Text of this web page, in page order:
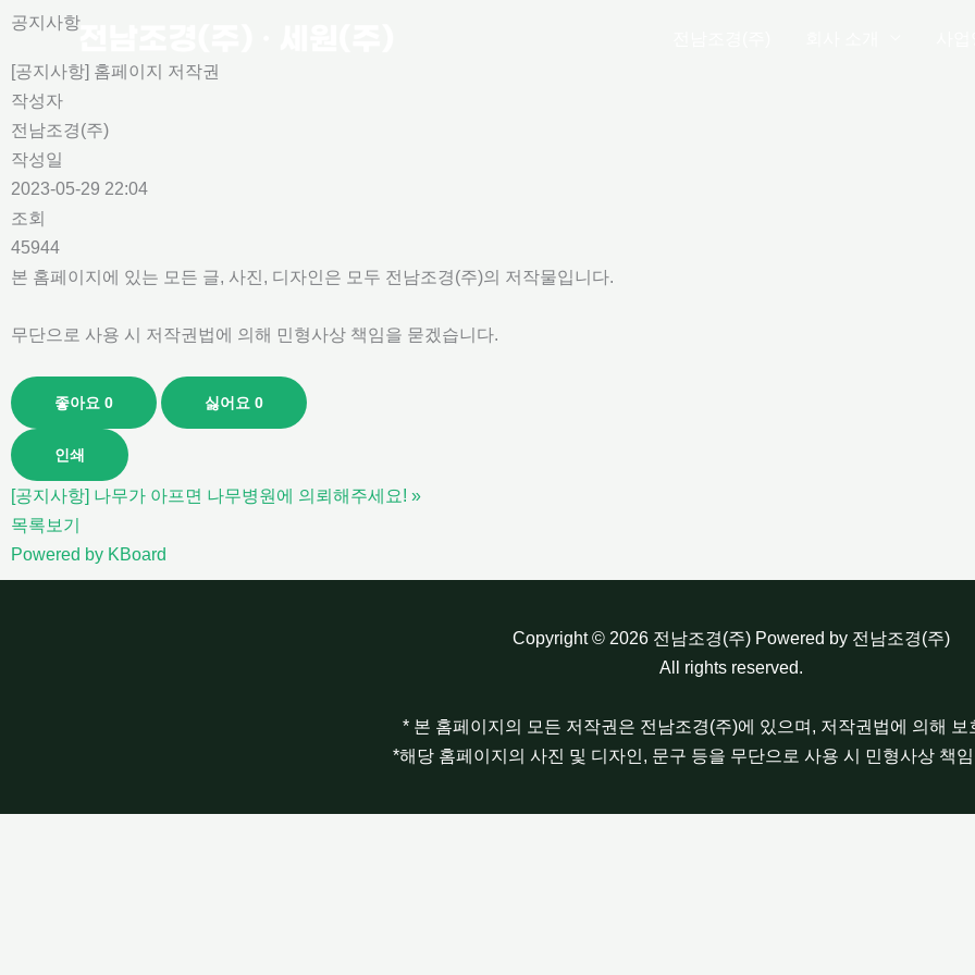
콘
로
건
너
뛰
기
공지사항
[공지사항] 홈페이지 저작권
작성자
전남조경(주)
작성일
2023-05-29 22:04
조회
45944
본 홈페이지에 있는 모든 글, 사진, 디자인은 모두 전남조경(주)의 저작물입니다.
무단으로 사용 시 저작권법에 의해 민형사상 책임을 묻겠습니다.
좋아요 0 싫어요 0
인쇄
[공지사항] 나무가 아프면 나무병원에 의뢰해주세요! »
목록보기
Powered by KBoard
Copyright © 2026 전남조경(주) Powered by 전남조경(주)
All rights reserved.
* 본 홈페이지의 모든 저작권은 전남조경(주)에 있으며, 저작권법에 의해 보
*해당 홈페이지의 사진 및 디자인, 문구 등을 무단으로 사용 시 민형사상 책